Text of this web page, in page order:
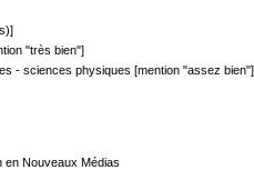
"très bien"]
- sciences physiques [mention "assez bien"]
en Nouveaux Médias